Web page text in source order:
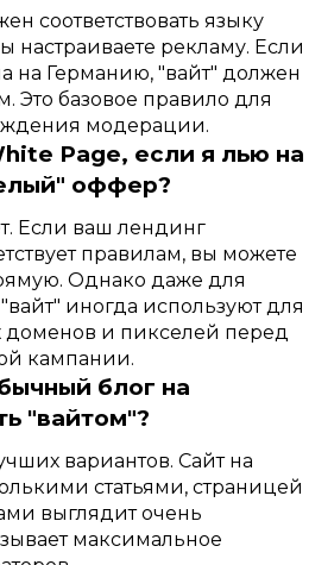
соответствовать языку
настраиваете рекламу. Если
на Германию, "вайт" должен
Это базовое правило для
модерации.
Page, если я лью на
оффер?
Если ваш лендинг
правилам, вы можете
Однако даже для
иногда используют для
доменов и пикселей перед
кампании.
блог на
"вайтом"?
вариантов. Сайт на
статьями, страницей
выглядит очень
максимальное